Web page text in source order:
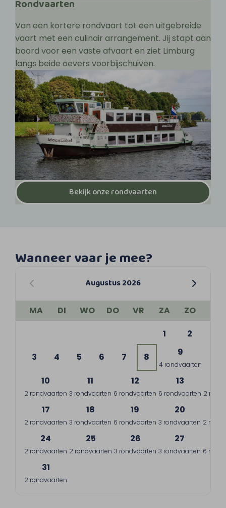
Rondvaarten
Van een kortere rondvaart tot een uitgebreide
vaart met een culinair arrangement. Jij stapt aan
boord voor een vaste afvaart en ziet Limburg
langs beide oevers voorbijschuiven.
Bekijk onze rondvaarten
Wanneer vaar je mee?
Augustus 2026
MA DI WO DO VR ZA
ZO
1
2
3 4 5 6 7 8 9
4 rondvaarten
10
2 rondvaarten
11
3 rondvaarten
12
6 rondvaarten
13
6 rondvaarten 2
17
2 rondvaarten
18
3 rondvaarten
19
6 rondvaarten
20
3 rondvaarten 2
24
2 rondvaarten
25
2 rondvaarten
26
3 rondvaarten
27
3 rondvaarten 6
31
2 rondvaarten